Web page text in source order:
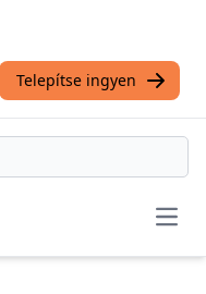
Telepítse ingyen